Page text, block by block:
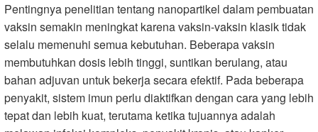
Pentingnya penelitian tentang nanopartikel dalam pembuatan
vaksin semakin meningkat karena vaksin-vaksin klasik tidak
selalu memenuhi semua kebutuhan. Beberapa vaksin
membutuhkan dosis lebih tinggi, suntikan berulang, atau
bahan adjuvan untuk bekerja secara efektif. Pada beberapa
penyakit, sistem imun perlu diaktifkan dengan cara yang lebih
tepat dan lebih kuat, terutama ketika tujuannya adalah